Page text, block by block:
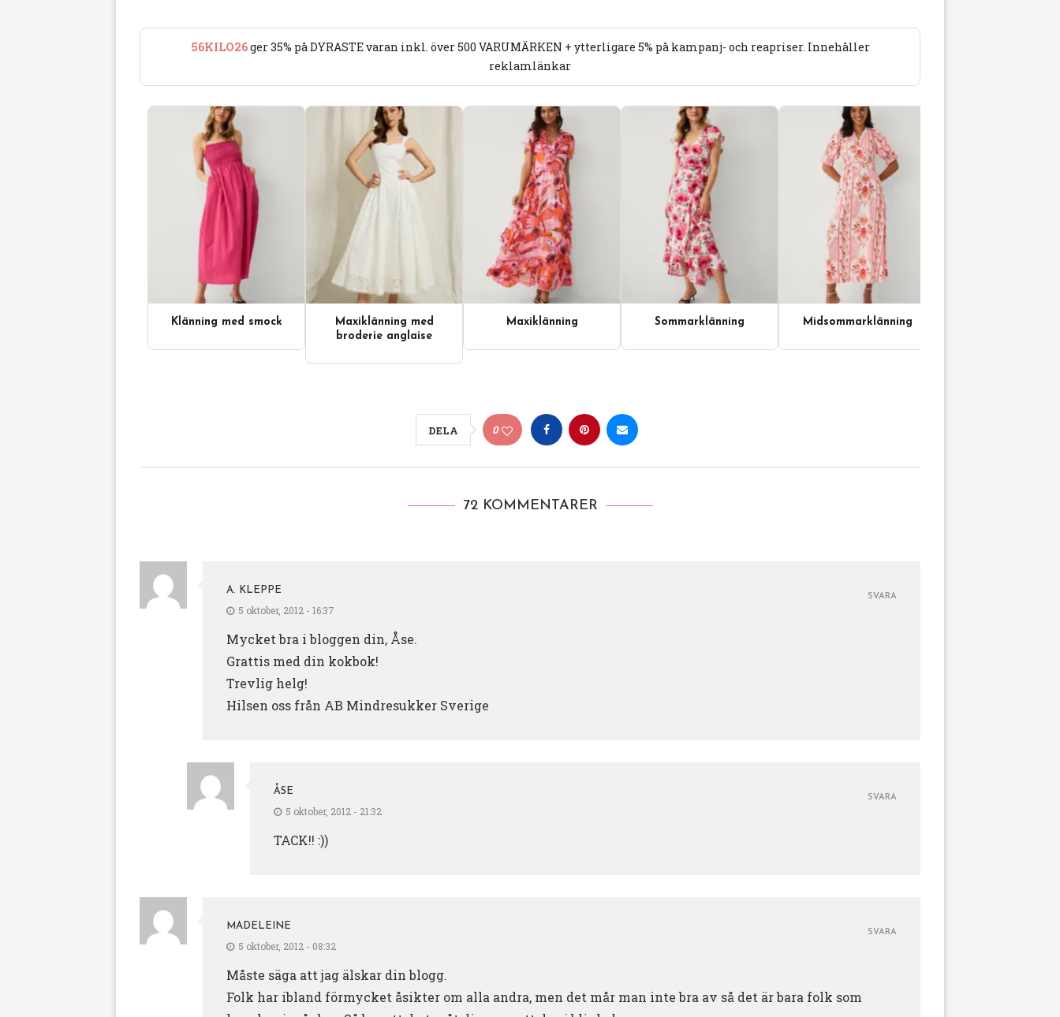
56KILO26ger 35% på DYRASTE varan inkl. över 500 VARUMÄRKEN + ytterligare 5% på kampanj- och reapriser. Innehåller
reklamlänkar
Videoinnehåll
Klänning med smock
Maxiklänning med
broderie anglaise
Maxiklänning Sommarklänning Midsommarklänning
DELA 0
72 KOMMENTARER
A. KLEPPE
5 oktober, 2012 - 16:37
Mycket bra i bloggen din, Åse.
Grattis med din kokbok!
Trevlig helg!
Hilsen oss från AB Mindresukker Sverige
SVARA
ÅSE
5 oktober, 2012 - 21:32
TACK!! :))
SVARA
MADELEINE
5 oktober, 2012 - 08:32
Måste säga att jag älskar din blogg.
Folk har ibland förmycket åsikter om alla andra, men det mår man inte bra av så det är bara folk som
SVARA